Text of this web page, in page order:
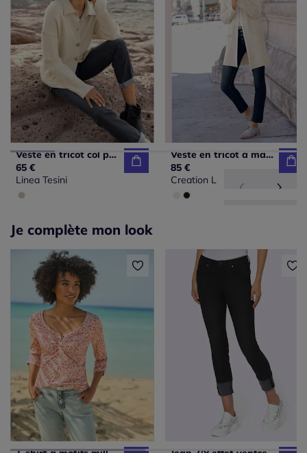
Veste en tricot col polo avec poches plaquées
65 €
Linea Tesini
Veste en tricot à manches longues avec poches pratiques
85 €
Creation L
Je complète mon look